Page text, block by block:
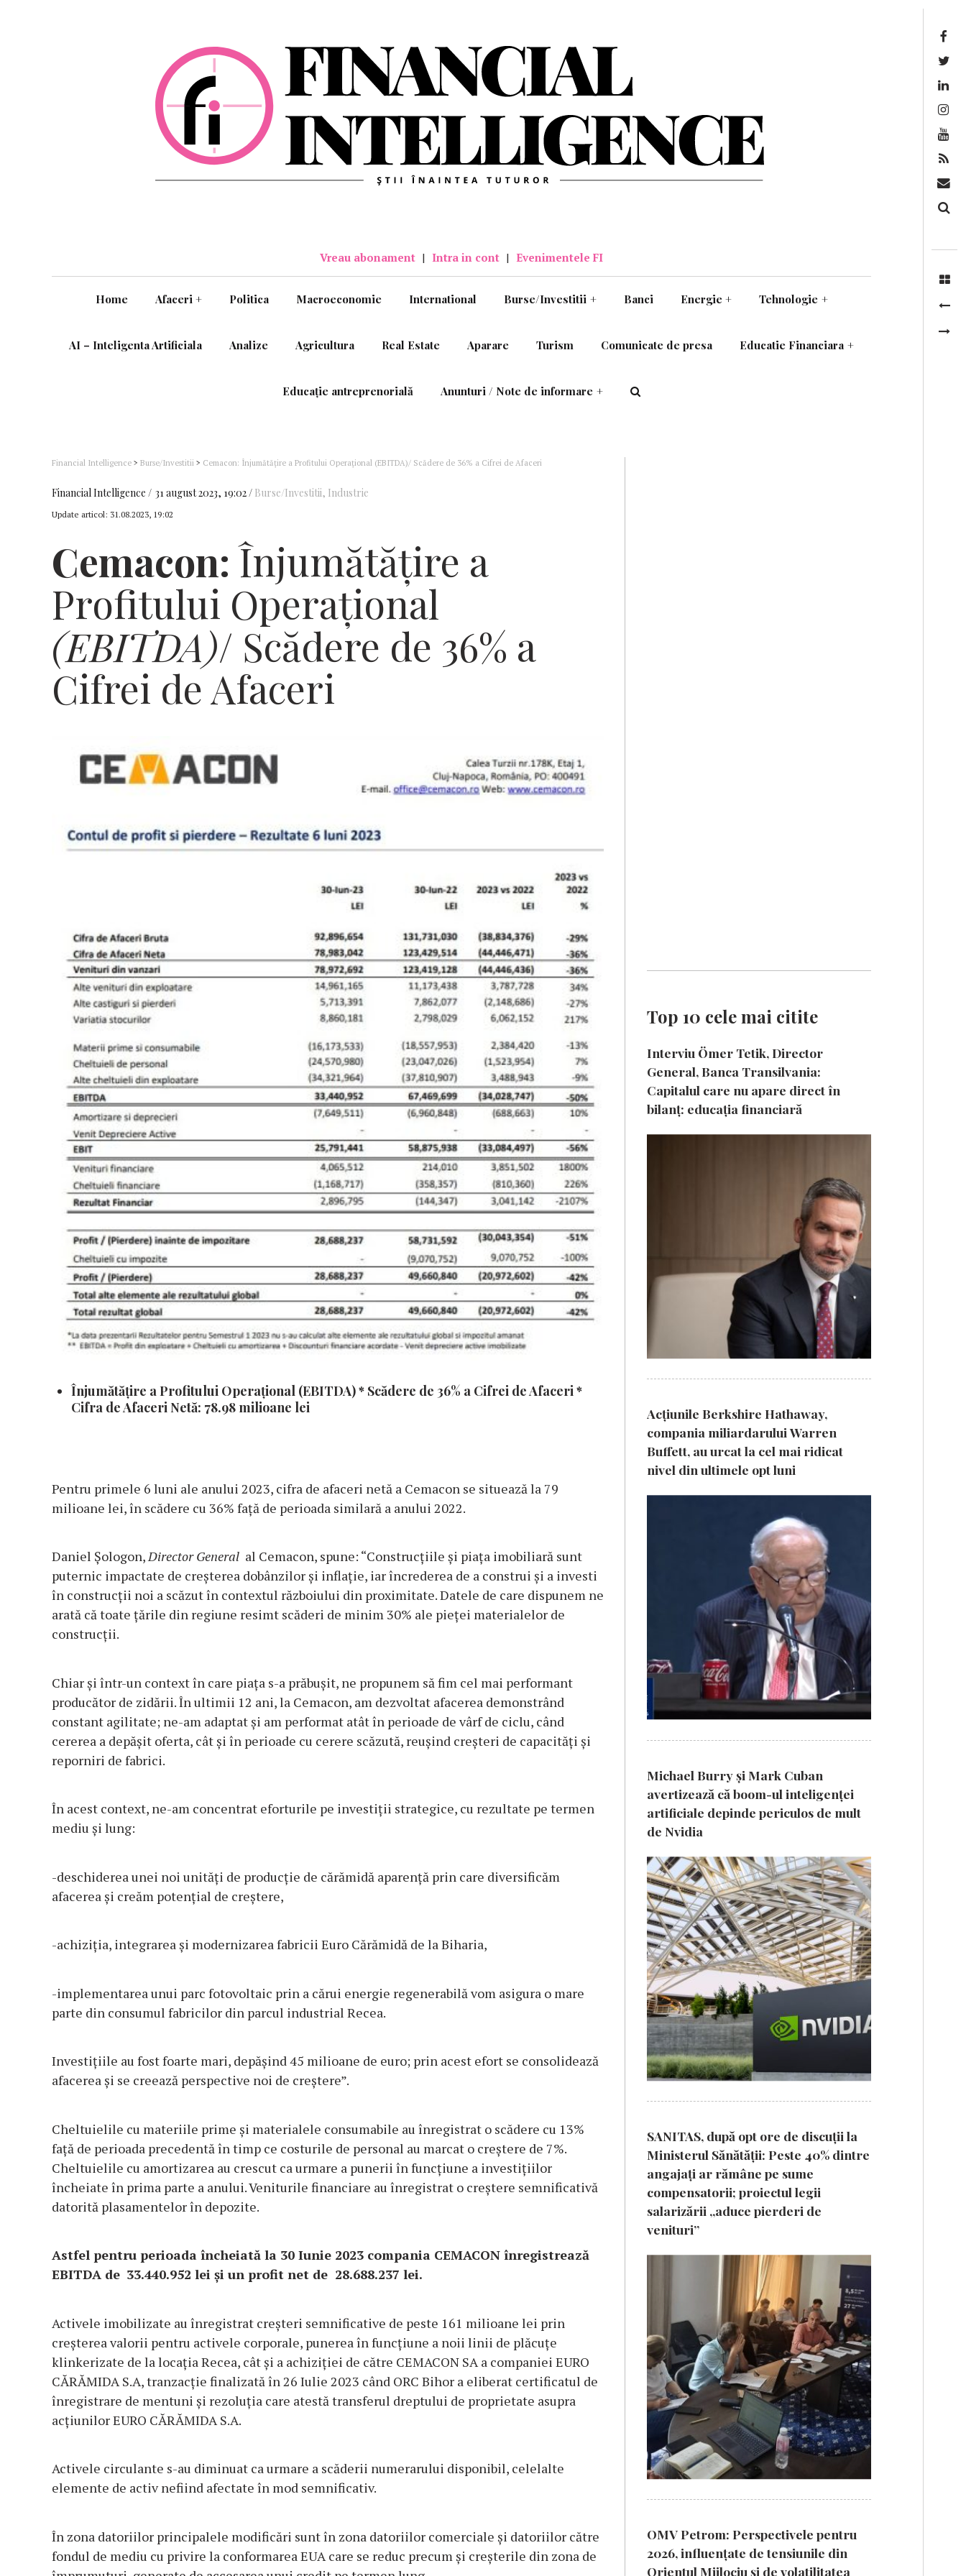
Vreau abonament | Intra in cont | Evenimentele FI
Home Afaceri + Politica Macroeconomie International Burse/Investitii + Banci Energie + Tehnologie +
AI – Inteligenta Artificiala Analize Agricultura Real Estate Aparare Turism Comunicate de presa Educatie Financiara +
Educație antreprenorială Anunturi / Note de informare +
Financial Intelligence > Burse/Investitii > Cemacon: Înjumătățire a Profitului Operațional (EBITDA)/ Scădere de 36% a Cifrei de Afaceri
Financial Intelligence 31 august 2023, 19:02 Burse/Investitii, Industrie
Update articol: 31.08.2023, 19:02
Cemacon:Înjumătățire a
Profitului Operațional
(EBITDA)/ Scădere de 36% a
Cifrei de Afaceri
Înjumătățire a Profitului Operațional (EBITDA) * Scădere de 36% a Cifrei de Afaceri *
Cifra de Afaceri Netă: 78.98 milioane lei
Pentru primele 6 luni ale anului 2023, cifra de afaceri netă a Cemacon se situează la 79
milioane lei, în scădere cu 36% față de perioada similară a anului 2022.
Daniel Șologon,Director General al Cemacon, spune: “Construcțiile și piața imobiliară sunt
puternic impactate de creșterea dobânzilor și inflație, iar încrederea de a construi și a investi
în construcții noi a scăzut în contextul războiului din proximitate. Datele de care dispunem ne
arată că toate țările din regiune resimt scăderi de minim 30% ale pieței materialelor de
construcții.
Chiar și într-un context în care piața s-a prăbușit, ne propunem să fim cel mai performant
producător de zidării. În ultimii 12 ani, la Cemacon, am dezvoltat afacerea demonstrând
constant agilitate; ne-am adaptat și am performat atât în perioade de vârf de ciclu, când
cererea a depășit oferta, cât și în perioade cu cerere scăzută, reușind creșteri de capacități și
reporniri de fabrici.
În acest context, ne-am concentrat eforturile pe investiții strategice, cu rezultate pe termen
mediu și lung:
-deschiderea unei noi unități de producție de cărămidă aparență prin care diversificăm
afacerea și creăm potențial de creștere,
-achiziția, integrarea și modernizarea fabricii Euro Cărămidă de la Biharia,
-implementarea unui parc fotovoltaic prin a cărui energie regenerabilă vom asigura o mare
parte din consumul fabricilor din parcul industrial Recea.
Investițiile au fost foarte mari, depășind 45 milioane de euro; prin acest efort se consolidează
afacerea și se creează perspective noi de creștere”.
Cheltuielile cu materiile prime și materialele consumabile au înregistrat o scădere cu 13%
față de perioada precedentă în timp ce costurile de personal au marcat o creștere de 7%.
Cheltuielile cu amortizarea au crescut ca urmare a punerii în funcțiune a investițiilor
încheiate în prima parte a anului. Veniturile financiare au înregistrat o creștere semnificativă
datorită plasamentelor în depozite.
Astfel pentru perioada încheiată la 30 Iunie 2023 compania CEMACON înregistrează
EBITDA de 33.440.952 lei și un profit net de 28.688.237 lei.
Activele imobilizate au înregistrat creșteri semnificative de peste 161 milioane lei prin
creșterea valorii pentru activele corporale, punerea în funcțiune a noii linii de plăcuţe
klinkerizate de la locația Recea, cât și a achiziției de către CEMACON SA a companiei EURO
CĂRĂMIDA S.A, tranzacție finalizată în 26 Iulie 2023 când ORC Bihor a eliberat certificatul de
înregistrare de mentuni și rezoluția care atestă transferul dreptului de proprietate asupra
acțiunilor EURO CĂRĂMIDA S.A.
Activele circulante s-au diminuat ca urmare a scăderii numerarului disponibil, celelalte
elemente de activ nefiind afectate în mod semnificativ.
În zona datoriilor principalele modificări sunt în zona datoriilor comerciale și datoriilor către
fondul de mediu cu privire la conformarea EUA care se reduc precum și creșterile din zona de
Top 10 cele mai citite
Interviu Ömer Tetik, Director
General, Banca Transilvania:
Capitalul care nu apare direct în
bilanț: educația financiară
Acțiunile Berkshire Hathaway,
compania miliardarului Warren
Buffett, au urcat la cel mai ridicat
nivel din ultimele opt luni
Michael Burry și Mark Cuban
avertizează că boom-ul inteligenței
artificiale depinde periculos de mult
de Nvidia
SANITAS, după opt ore de discuții la
Ministerul Sănătății: Peste 40% dintre
angajați ar rămâne pe sume
compensatorii; proiectul legii
salarizării „aduce pierderi de
venituri”
OMV Petrom: Perspectivele pentru
2026, influențate de tensiunile din
Orientul Mijlociu și de volatilitatea